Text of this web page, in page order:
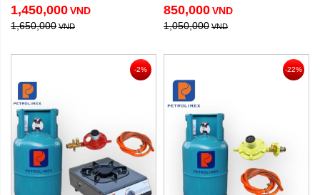
1,450,000 VND
1,650,000 VND
850,000 VND
1,050,000 VND
-2% -22%